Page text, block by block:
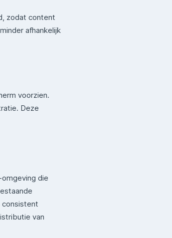
zodat content
afhankelijk
voorzien.
Deze
die
consistent
van